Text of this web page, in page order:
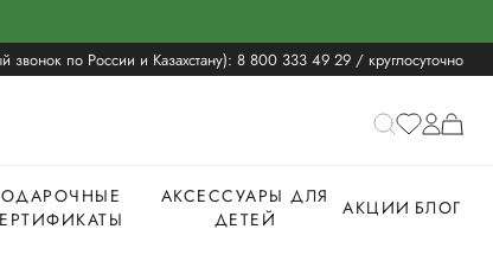
звонок по России и Казахстану): 8 800 333 49 29 / круглосуточно
АКСЕССУАРЫ ДЛЯ
ДЕТЕЙ
АКЦИИ БЛОГ